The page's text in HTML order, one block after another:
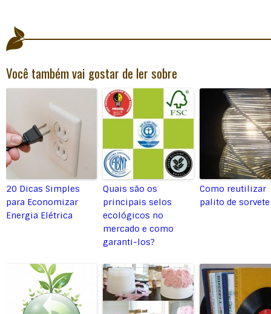
Você também vai gostar de ler sobre
20 Dicas Simples
para Economizar
Energia Elétrica
Quais são os
principais selos
ecológicos no
mercado e como
garanti-los?
Como reutilizar
palito de sorvete